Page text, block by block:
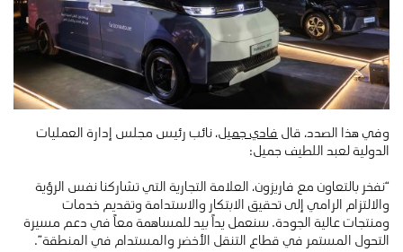
وفي هذا الصدد، قال فادي جميل، نائب رئيس مجلس إدارة العمليات
الدولية لعبد اللطيف جميل:
“نفخر بالتعاون مع فاريزون، العلامة التجارية التي تشاركنا نفس الرؤية
والالتزام الرامي إلى تحقيق الابتكار والاستدامة وتقديم خدمات
ومنتجات عالية الجودة. سنعمل يداً بيد للمساهمة معاً في دعم مسيرة
التحول المستمر في قطاع التنقل الأخضر والمستدام في المنطقة”.